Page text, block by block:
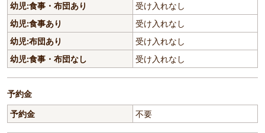
幼児:食事・布団あり
受け入れなし
幼児:食事あり
受け入れなし
幼児:布団あり
受け入れなし
幼児:食事・布団なし
受け入れなし
予約金
予約金
不要